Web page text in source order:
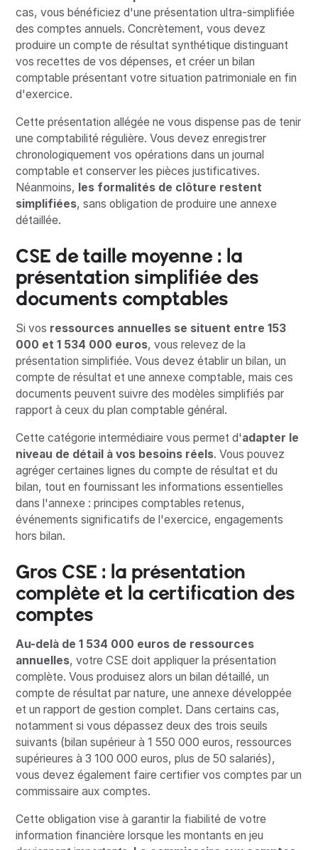
cas, vous bénéficiez d'une présentation ultra-simplifiée
des comptes annuels. Concrètement, vous devez
produire un compte de résultat synthétique distinguant
vos recettes de vos dépenses, et créer un bilan
comptable présentant votre situation patrimoniale en fin
d'exercice.
Cette présentation allégée ne vous dispense pas de tenir
une comptabilité régulière. Vous devez enregistrer
chronologiquement vos opérations dans un journal
comptable et conserver les pièces justificatives.
Néanmoins, les formalités de clôture restent
simplifiées, sans obligation de produire une annexe
détaillée.
CSE de taille moyenne : la
présentation simplifiée des
documents comptables
Si vos ressources annuelles se situent entre 153
000 et 1 534 000 euros, vous relevez de la
présentation simplifiée. Vous devez établir un bilan, un
compte de résultat et une annexe comptable, mais ces
documents peuvent suivre des modèles simplifiés par
rapport à ceux du plan comptable général.
Cette catégorie intermédiaire vous permet d'adapter le
niveau de détail à vos besoins réels. Vous pouvez
agréger certaines lignes du compte de résultat et du
bilan, tout en fournissant les informations essentielles
dans l'annexe : principes comptables retenus,
événements significatifs de l'exercice, engagements
hors bilan.
Gros CSE : la présentation
complète et la certification des
comptes
Au-delà de 1 534 000 euros de ressources
annuelles, votre CSE doit appliquer la présentation
complète. Vous produisez alors un bilan détaillé, un
compte de résultat par nature, une annexe développée
et un rapport de gestion complet. Dans certains cas,
notamment si vous dépassez deux des trois seuils
suivants (bilan supérieur à 1 550 000 euros, ressources
supérieures à 3 100 000 euros, plus de 50 salariés),
vous devez également faire certifier vos comptes par un
commissaire aux comptes.
Cette obligation vise à garantir la fiabilité de votre
information financière lorsque les montants en jeu